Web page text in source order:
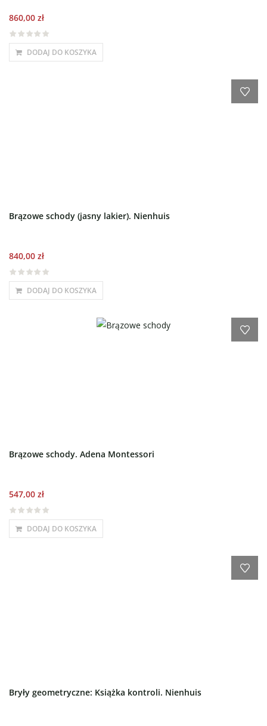
860,00 zł
DODAJ DO KOSZYKA
Brązowe schody (jasny lakier). Nienhuis
840,00 zł
DODAJ DO KOSZYKA
Brązowe schody. Adena Montessori
547,00 zł
DODAJ DO KOSZYKA
Bryły geometryczne: Książka kontroli. Nienhuis